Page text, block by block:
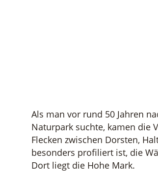
Als man vor rund 50 Jahren
Naturpark suchte, kamen die
Flecken zwischen Dorsten,
besonders profiliert ist, die
Dort liegt die Hohe Mark.